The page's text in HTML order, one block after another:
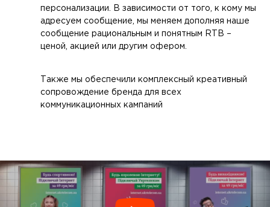
персонализации. В зависимости от того, к кому мы
адресуем сообщение, мы меняем дополняя наше
сообщение рациональным и понятным RTB –
ценой, акцией или другим офером.
Также мы обеспечили комплексный креативный
сопровождение бренда для всех
коммуникационных кампаний